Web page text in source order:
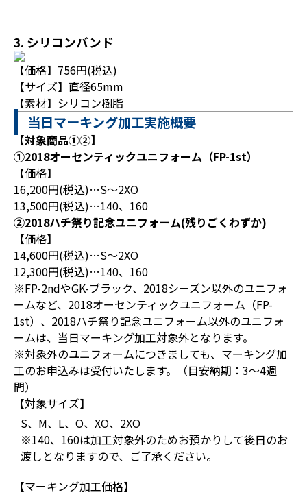
3. シリコンバンド
【価格】756円(税込)
【サイズ】直径65mm
【素材】シリコン樹脂
当日マーキング加工実施概要
【対象商品①②】
①2018オーセンティックユニフォーム（FP-1st）
【価格】
16,200円(税込)…S～2XO
13,500円(税込)…140、160
②2018ハチ祭り記念ユニフォーム(残りごくわずか)
【価格】
14,600円(税込)…S～2XO
12,300円(税込)…140、160
※FP-2ndやGK-ブラック、2018シーズン以外のユニフォ
ームなど、2018オーセンティックユニフォーム（FP-
1st）、2018ハチ祭り記念ユニフォーム以外のユニフォ
ームは、当日マーキング加工対象外となります。
※対象外のユニフォームにつきましても、マーキング加
工のお申込みは受付いたします。（目安納期：3～4週
間）
【対象サイズ】
S、M、L、O、XO、2XO
※140、160は加工対象外のためお預かりして後日のお
渡しとなりますので、ご了承ください。
【マーキング加工価格】